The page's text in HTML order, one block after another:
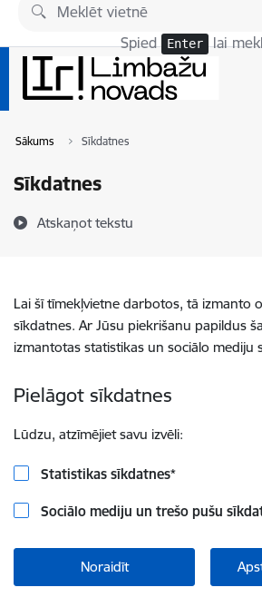
Pāriet uz lapas saturu
Spied Enter lai
Sākums Sīkdatnes
Sīkdatnes
Atskaņot tekstu
Lai šī tīmekļvietne darbotos, tā izmanto
sīkdatnes. Ar Jūsu piekrišanu papildus
izmantotas statistikas un sociālo mediju
Pielāgot sīkdatnes
Lūdzu, atzīmējiet savu izvēli:
Statistikas sīkdatnes*
Sociālo mediju un trešo pušu
Noraidīt